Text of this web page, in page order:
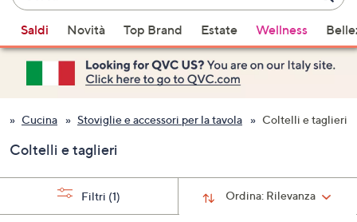
sono
disponibili
suggerimenti,
usa
i
freccia
su
giù
Saldi Novità Top Brand Estate Wellness
Cucina Stoviglie e accessori per la tavola Coltelli e taglieri
Coltelli e taglieri
Ordina: Rilevanza
Filtri (1)